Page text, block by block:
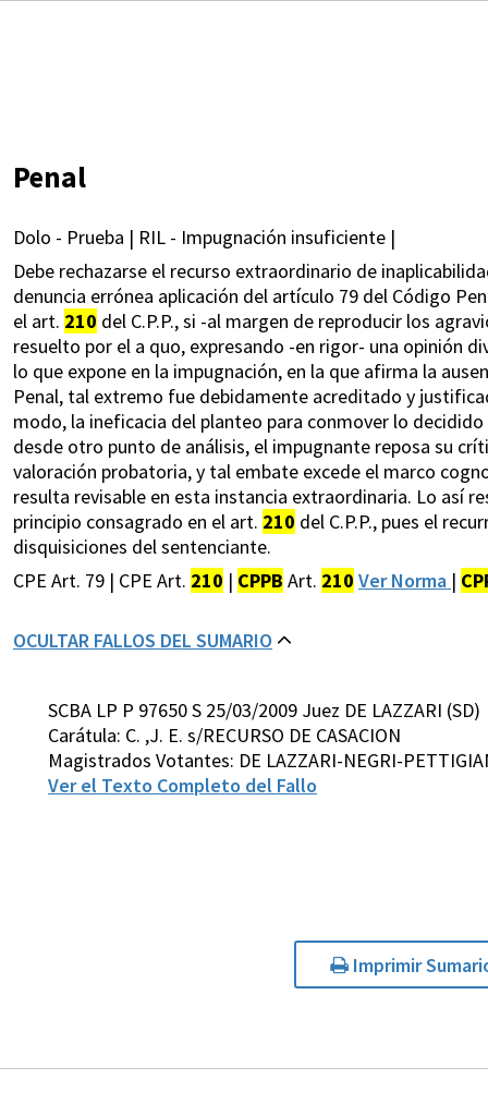
Penal
Dolo - Prueba | RIL - Impugnación insuficiente |
Debe rechazarse el recurso extraordinario de
denuncia errónea aplicación del artículo 79 del Código
el art. 210 del C.P.P., si -al margen de reproducir los
resuelto por el a quo, expresando -en rigor- una opinión
lo que expone en la impugnación, en la que afirma la
Penal, tal extremo fue debidamente acreditado y
modo, la ineficacia del planteo para conmover lo
desde otro punto de análisis, el impugnante reposa su
valoración probatoria, y tal embate excede el marco
resulta revisable en esta instancia extraordinaria. Lo así
principio consagrado en el art. 210 del C.P.P., pues el
disquisiciones del sentenciante.
CPE Art. 79 | CPE Art. 210 | CPPB Art. 210 Ver Norma |
OCULTAR FALLOS DEL SUMARIO
SCBA LP P 97650 S 25/03/2009 Juez DE LAZZARI (SD)
Carátula: C. ,J. E. s/RECURSO DE CASACION
Magistrados Votantes: DE LAZZARI-NEGRI-
Ver el Texto Completo del Fallo
Imprimir